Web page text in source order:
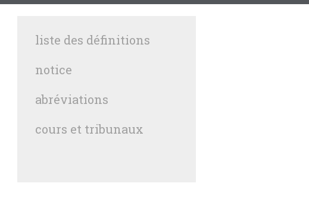
liste des définitions
notice
abréviations
cours et tribunaux